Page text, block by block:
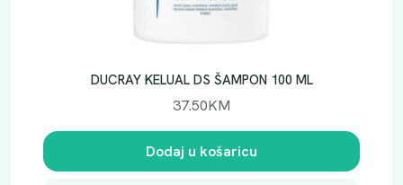
DUCRAY KELUAL DS ŠAMPON 100 ML
37.50KM
Dodaj u košaricu